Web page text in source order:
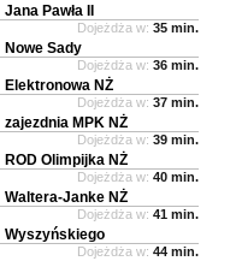
Jana Pawła II
Dojeżdża w: 35 min.
Nowe Sady
Dojeżdża w: 36 min.
Elektronowa NŻ
Dojeżdża w: 37 min.
zajezdnia MPK NŻ
Dojeżdża w: 39 min.
ROD Olimpijka NŻ
Dojeżdża w: 40 min.
Waltera-Janke NŻ
Dojeżdża w: 41 min.
Wyszyńskiego
Dojeżdża w: 44 min.